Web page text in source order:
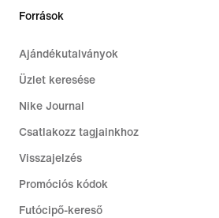
Források
Ajándékutalványok
Üzlet keresése
Nike Journal
Csatlakozz tagjainkhoz
Visszajelzés
Promóciós kódok
Futócipő-kereső